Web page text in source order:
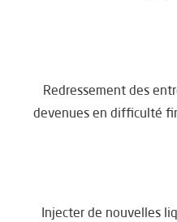
Redressement des
devenues en difficulté
Injecter de nouvelles